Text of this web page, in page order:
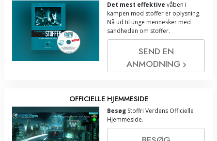
Det mest effektive våben i
kampen mod stoffer er oplysning.
Nå ud til unge mennesker med
sandheden om stoffer.
SEND EN
ANMODNING
OFFICIELLE HJEMMESIDE
Besøg Stoffri Verdens Officielle
Hjemmeside.